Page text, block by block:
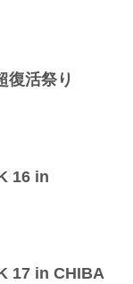
復活祭り
16 in
17 in CHIBA